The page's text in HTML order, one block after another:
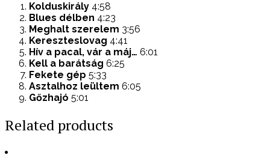
Kolduskirály 4:58
Blues délben 4:23
Meghalt szerelem 3:56
Kereszteslovag 4:41
Hív a pacal, vár a máj… 6:01
Kell a barátság 6:25
Fekete gép 5:33
Asztalhoz leültem 6:05
Gőzhajó 5:01
Related products